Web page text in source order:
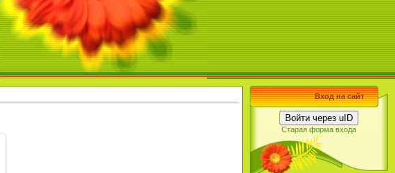
Вход на сайт
Войти через uID
Старая форма входа